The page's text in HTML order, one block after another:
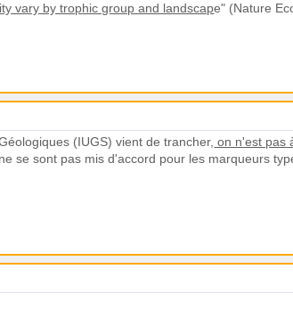
vary by trophic group and landscape" (Nature
(IUGS) vient de trancher, on n'est pas
se sont pas mis d'accord pour les marqueurs